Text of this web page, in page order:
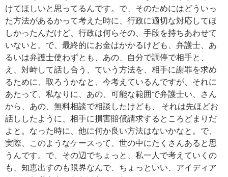
けてほしいと思ってるんです。で、そのためにはどういっ
た方法があるかって考えた時に、行政に適切な対応してほ
しかったんだけど、行政は何らその、手段を持ちあわせて
いないと。で、最終的にお金はかかるけども、弁護士、あ
るいは弁護士使わずとも、あの、自分で調停で相手と、
え、対峙して話し合う、ていう方法を、相手に謝罪を求め
るために、取ろうかなと、今考えているんですが、それに
あたって、私なりに、あの、可能な範囲で弁護士い、さん
から、あの、無料相談で相談したけども、 それは先ほどお
話ししたように、相手に損害賠償請求するところどまりだ
よと。なった時に、他に何か良い方法はないかなと。で、
実際、このようなケースって、世の中にたくさんあると思
うんです。で、その辺でちょっと、私一人で考えていくの
も、知恵出すのも限界なんで、ちょっといい、アイディア